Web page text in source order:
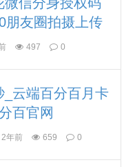
朋友圈拍摄上传
方应用跳转微
497 0
_云端百分百月卡
百官网
2年前 659 0